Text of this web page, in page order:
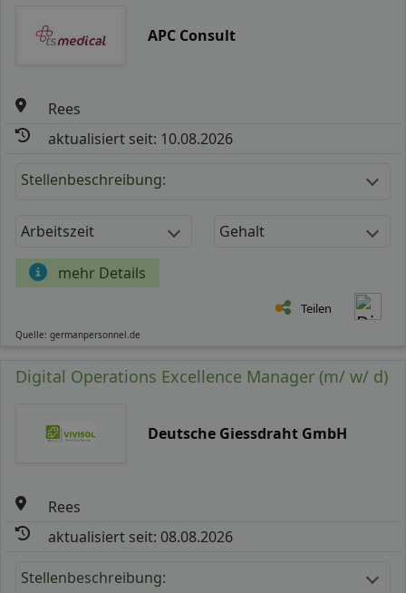
APC Consult
Rees
aktualisiert seit: 10.08.2026
Stellenbeschreibung:
Arbeitszeit Gehalt
mehr Details
Teilen
Quelle: germanpersonnel.de
Digital Operations Excellence Manager (m/ w/ d)
Deutsche Giessdraht GmbH
Rees
aktualisiert seit: 08.08.2026
Stellenbeschreibung: